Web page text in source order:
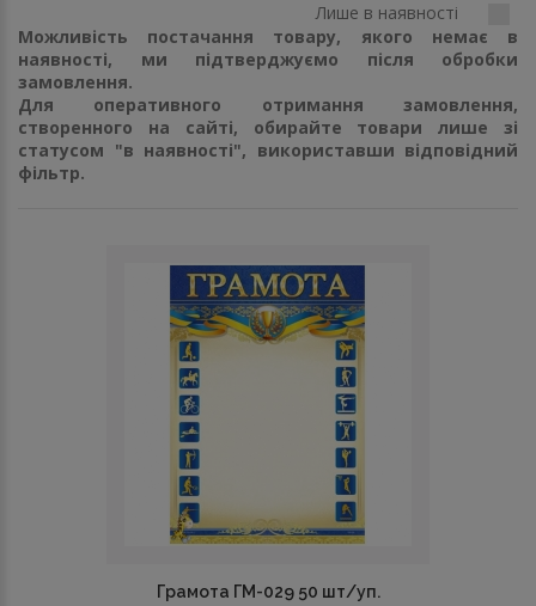
Лише в наявності
Можливість постачання товару, якого немає в
наявності, ми підтверджуємо після обробки
замовлення.
Для оперативного отримання замовлення,
створенного на сайті, обирайте товари лише зі
статусом "в наявності", використавши відповідний
фільтр.
Грамота ГМ-029 50 шт/уп.